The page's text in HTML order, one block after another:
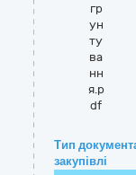
гр
ун
ту
ва
нн
я.p
df
Тип
закупівлі